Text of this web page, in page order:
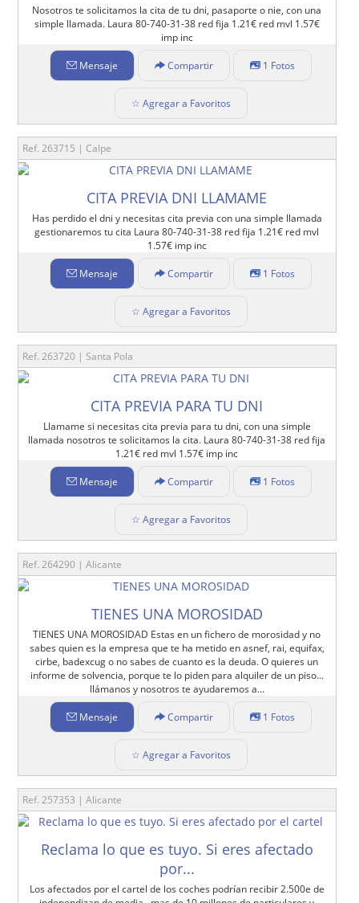
Nosotros te solicitamos la cita de tu dni, pasaporte o nie, con una
simple llamada. Laura 80-740-31-38 red fija 1.21€ red mvl 1.57€
imp inc
Mensaje Compartir 1 Fotos
☆ Agregar a Favoritos
Ref. 263715 | Calpe
CITA PREVIA DNI LLAMAME
Has perdido el dni y necesitas cita previa con una simple llamada
gestionaremos tu cita Laura 80-740-31-38 red fija 1.21€ red mvl
1.57€ imp inc
Mensaje Compartir 1 Fotos
☆ Agregar a Favoritos
Ref. 263720 | Santa Pola
CITA PREVIA PARA TU DNI
Llamame si necesitas cita previa para tu dni, con una simple
llamada nosotros te solicitamos la cita. Laura 80-740-31-38 red fija
1.21€ red mvl 1.57€ imp inc
Mensaje Compartir 1 Fotos
☆ Agregar a Favoritos
Ref. 264290 | Alicante
TIENES UNA MOROSIDAD
TIENES UNA MOROSIDAD Estas en un fichero de morosidad y no
sabes quien es la empresa que te ha metido en asnef, rai, equifax,
cirbe, badexcug o no sabes de cuanto es la deuda. O quieres un
informe de solvencia, porque te lo piden para alquiler de un piso...
llámanos y nosotros te ayudaremos a...
Mensaje Compartir 1 Fotos
☆ Agregar a Favoritos
Ref. 257353 | Alicante
Reclama lo que es tuyo. Si eres afectado
por...
Los afectados por el cartel de los coches podrían recibir 2.500e de